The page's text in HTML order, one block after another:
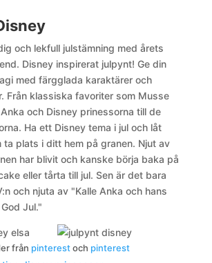
och lekfull julstämning med årets
Disney inspirerat julpynt! Ge din
med färgglada karaktärer och
Från klassiska favoriter som Musse
och Disney prinessorna till de
Ha ett Disney tema i jul och låt
ta plats i ditt hem på granen. Njut av
har blivit och kanske börja baka på
eller tårta till jul. Sen är det bara
och njuta av "Kalle Anka och hans
Jul."
från pinterestoch pinterest